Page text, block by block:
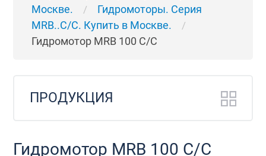
Москве.
/
Гидромоторы. Серия
MRB..C/C. Купить в Москве.
/
Гидромотор MRB 100 C/C
ПРОДУКЦИЯ
Гидромотор MRB 100 C/C